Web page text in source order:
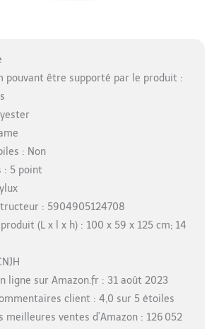
pouvant être supporté par le produit :
: Non
: 5 point
: 5904905124708
(L x l x h) : 100 x 59 x 125 cm; 14
ligne sur Amazon.fr : 31 août 2023
client : 4,0 sur 5 étoiles
meilleures ventes d’Amazon : 126 052